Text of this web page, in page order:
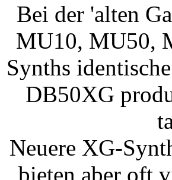
Bei der 'alten
MU10, MU50,
Synths
DB50XG
Neuere XG-
bieten aber oft